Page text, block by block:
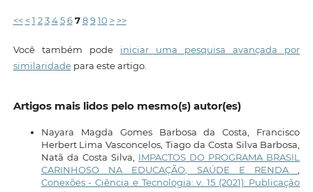
<< < 1 2 3 4 5 6 7 8 9 10 > >>
Você também pode iniciar uma pesquisa avançada por
similaridadepara este artigo.
Artigos mais lidos pelo mesmo(s) autor(es)
Nayara Magda Gomes Barbosa da Costa, Francisco
Herbert Lima Vasconcelos, Tiago da Costa Silva Barbosa,
Natã da Costa Silva, IMPACTOS DO PROGRAMA BRASIL
CARINHOSO NA EDUCAÇÃO, SAÚDE E RENDA
Conexões - Ciência e Tecnologia: v. 15 (2021): Publicação